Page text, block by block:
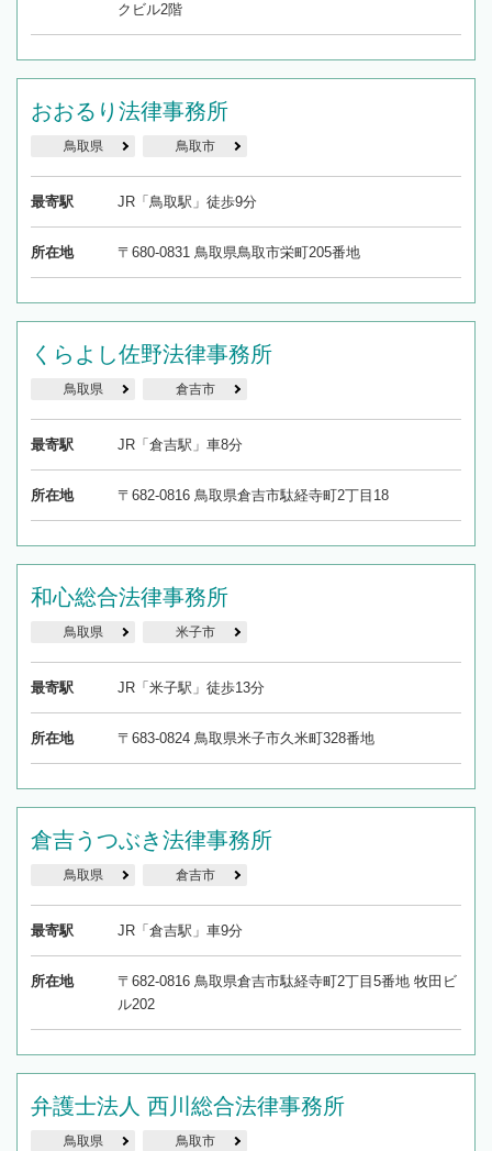
クビル2階
おおるり法律事務所
鳥取県 鳥取市
最寄駅 JR「鳥取駅」徒歩9分
所在地 〒680-0831 鳥取県鳥取市栄町205番地
くらよし佐野法律事務所
鳥取県 倉吉市
最寄駅 JR「倉吉駅」車8分
所在地 〒682-0816 鳥取県倉吉市駄経寺町2丁目18
和心総合法律事務所
鳥取県 米子市
最寄駅 JR「米子駅」徒歩13分
所在地 〒683-0824 鳥取県米子市久米町328番地
倉吉うつぶき法律事務所
鳥取県 倉吉市
最寄駅 JR「倉吉駅」車9分
所在地
〒682-0816 鳥取県倉吉市駄経寺町2丁目5番地 牧田ビ
ル202
弁護士法人 西川総合法律事務所
鳥取県 鳥取市